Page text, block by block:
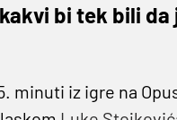
bi tek bili
minuti iz igre na